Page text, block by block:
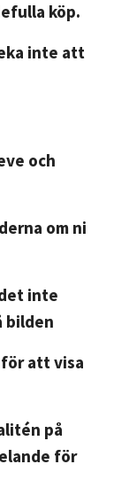
köp.
inte att
och
om ni
inte
bilden
att visa
på
för